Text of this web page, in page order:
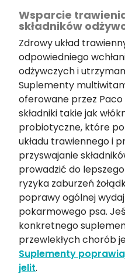
Wsparcie
składników
Zdrowy układ
odpowiedniego
odżywczych i
Suplementy
oferowane przez
składniki takie jak
probiotyczne, które
układu trawiennego i
przyswajanie
prowadzić do
ryzyka zaburzeń
poprawy ogólnej
pokarmowego psa.
konkretnego
przewlekłych chorób
Suplementy
jelit.